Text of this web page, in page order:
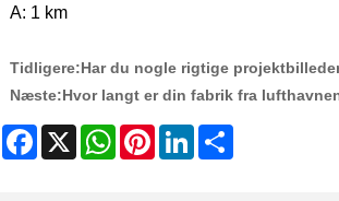
A: 1 km
Tidligere:Har du nogle rigtige
Næste:Hvor langt er din fabrik fra
Facebook WhatsAppPinterestLinkedIn